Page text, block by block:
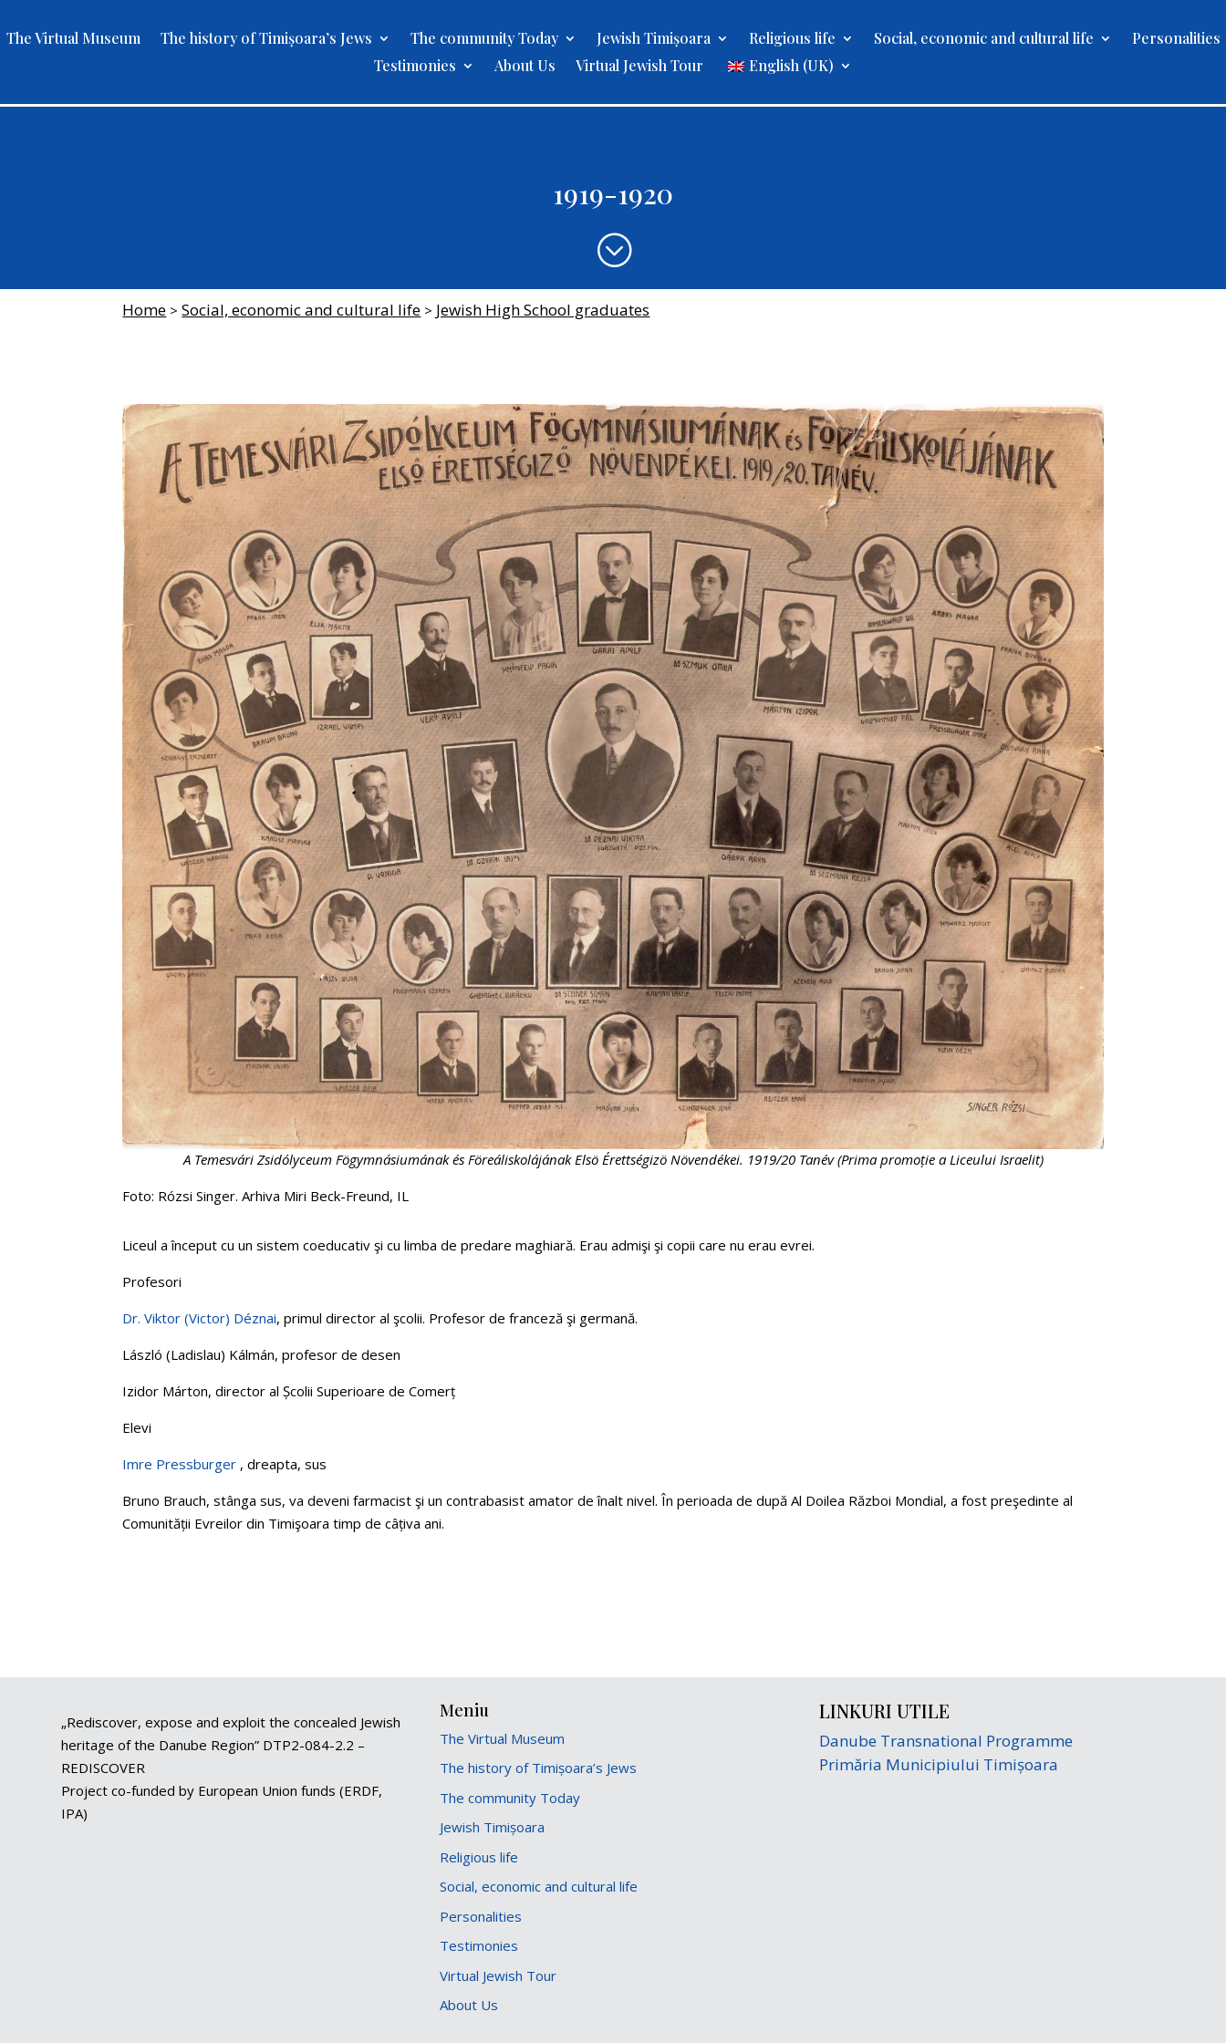
The Virtual Museum The history of Timișoara’s Jews The community Today Jewish Timișoara Religious life Social, economic and cultural life
Personalities
Testimonies
About Us Virtual Jewish Tour English (UK)
1919-1920
;
Home >Social, economic and cultural life > Jewish High School graduates
A Temesvári Zsidólyceum Fögymnásiumának és Föreáliskolájának Elsö Érettségizö Növendékei. 1919/20 Tanév (Prima promoție a Liceului Israelit)
Foto: Rózsi Singer. Arhiva Miri Beck-Freund, IL
Liceul a început cu un sistem coeducativ şi cu limba de predare maghiară. Erau admişi şi copii care nu erau evrei.
Profesori
Dr. Viktor (Victor) Déznai, primul director al şcolii. Profesor de franceză şi germană.
László (Ladislau) Kálmán, profesor de desen
Izidor Márton, director al Școlii Superioare de Comerț
Elevi
Imre Pressburger , dreapta, sus
Bruno Brauch, stânga sus, va deveni farmacist şi un contrabasist amator de înalt nivel. În perioada de după Al Doilea Război Mondial, a fost preşedinte al
Comunității Evreilor din Timişoara timp de câțiva ani.
„Rediscover, expose and exploit the concealed Jewish
heritage of the Danube Region” DTP2-084-2.2 –
REDISCOVER
Project co-funded by European Union funds (ERDF,
IPA)
Meniu
The Virtual Museum
The history of Timișoara’s Jews
The community Today
Jewish Timișoara
Religious life
Social, economic and cultural life
Personalities
Testimonies
Virtual Jewish Tour
About Us
LINKURI UTILE
Danube Transnational Programme
Primăria Municipiului Timișoara